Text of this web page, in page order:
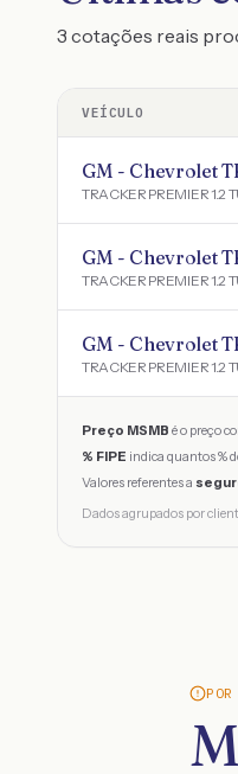
3 cotações reais
VEÍCULO
GM - Chevrolet
GM - Chevrolet
GM - Chevrolet
Preço MSMB é o preço
% FIPE indica quantos %
Valores referentes a
Dados agrupados por